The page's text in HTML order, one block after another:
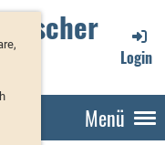
Login
Menü